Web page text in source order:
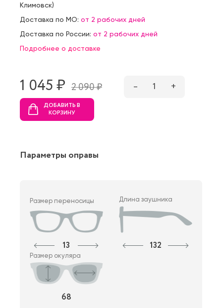
Климовск)
Доставка по МО: от 2 рабочих дней
Доставка по России: от 2 рабочих дней
Подробнее о доставке
1 045 ₷ 2 090 ₷ – 1 +
ДОБАВИТЬ В
КОРЗИНУ
Параметры оправы
Размер переносицы
13
Длина заушника
132
Размер окуляра
68